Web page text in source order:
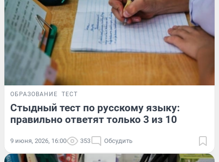
ОБРАЗОВАНИЕ ТЕСТ
Стыдный тест по русскому языку:
правильно ответят только 3 из 10
9 июня, 2026, 16:00 353 Обсудить